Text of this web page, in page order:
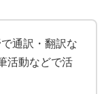
通訳・翻訳な
活動などで活